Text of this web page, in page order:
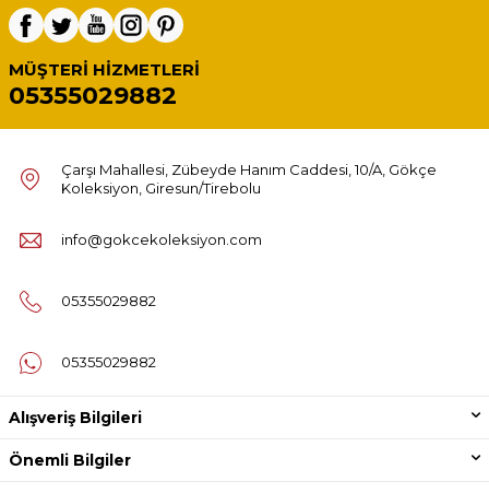
MÜŞTERI HIZMETLERI
05355029882
Çarşı Mahallesi, Zübeyde Hanım Caddesi, 10/A, Gökçe
Koleksiyon, Giresun/Tirebolu
info@gokcekoleksiyon.com
05355029882
05355029882
Alışveriş Bilgileri
Önemli Bilgiler